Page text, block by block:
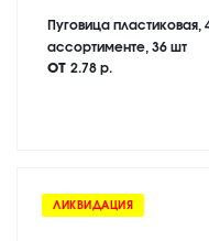
Пуговица пластиковая,
ассортименте, 36 шт
от 2.78 р.
ЛИКВИДАЦИЯ